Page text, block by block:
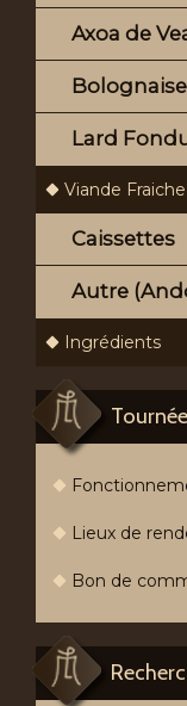
Axoa de
Bolognaise
Lard
Viande Fraiche
Caissettes
Autre
Ingrédients
Lieux de
Bon de